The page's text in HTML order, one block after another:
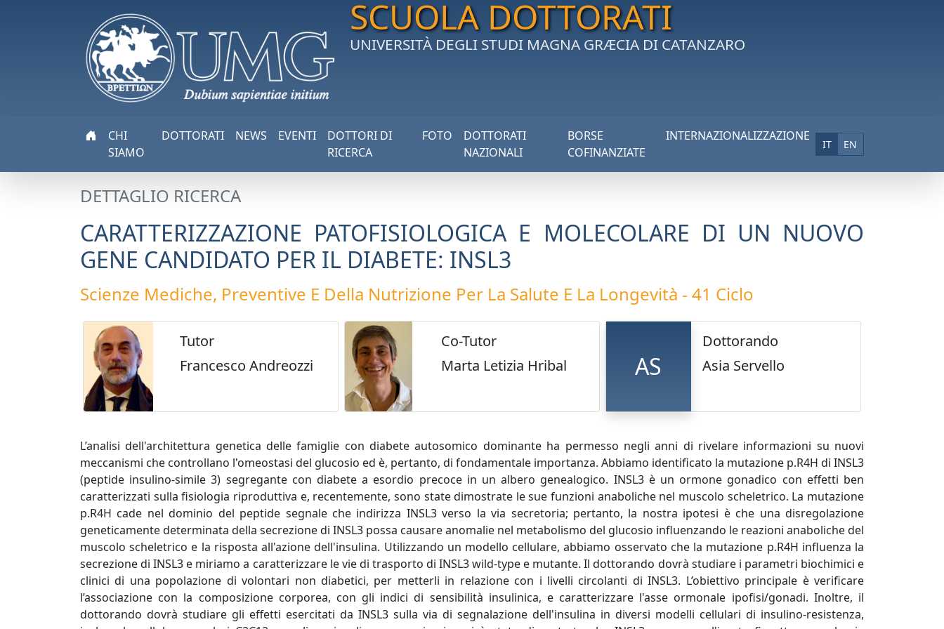
SCUOLA DOTTORATI
UNIVERSITÀ DEGLI STUDI MAGNA GRÆCIA DI CATANZARO
CHI
SIAMO
DOTTORATI NEWS EVENTI
DOTTORI DI
RICERCA
FOTO
DOTTORATI
NAZIONALI
BORSE
COFINANZIATE
INTERNAZIONALIZZAZIONE
IT EN
DETTAGLIO RICERCA
CARATTERIZZAZIONE PATOFISIOLOGICA E MOLECOLARE DI UN NUOVO
GENE CANDIDATO PER IL DIABETE: INSL3
Scienze Mediche, Preventive E Della Nutrizione Per La Salute E La Longevità - 41 Ciclo
Tutor
Francesco Andreozzi
Co-Tutor
Marta Letizia Hribal
AS
Dottorando
Asia Servello
L’analisi dell'architettura genetica delle famiglie con diabete autosomico dominante ha permesso negli anni di rivelare informazioni su nuovi
meccanismi che controllano l'omeostasi del glucosio ed è, pertanto, di fondamentale importanza. Abbiamo identificato la mutazione p.R4H di INSL3
(peptide insulino-simile 3) segregante con diabete a esordio precoce in un albero genealogico. INSL3 è un ormone gonadico con effetti ben
caratterizzati sulla fisiologia riproduttiva e, recentemente, sono state dimostrate le sue funzioni anaboliche nel muscolo scheletrico. La mutazione
p.R4H cade nel dominio del peptide segnale che indirizza INSL3 verso la via secretoria; pertanto, la nostra ipotesi è che una disregolazione
geneticamente determinata della secrezione di INSL3 possa causare anomalie nel metabolismo del glucosio influenzando le reazioni anaboliche del
muscolo scheletrico e la risposta all'azione dell'insulina. Utilizzando un modello cellulare, abbiamo osservato che la mutazione p.R4H influenza la
secrezione di INSL3 e miriamo a caratterizzare le vie di trasporto di INSL3 wild-type e mutante. Il dottorando dovrà studiare i parametri biochimici e
clinici di una popolazione di volontari non diabetici, per metterli in relazione con i livelli circolanti di INSL3. L’obiettivo principale è verificare
l’associazione con la composizione corporea, con gli indici di sensibilità insulinica, e caratterizzare l'asse ormonale ipofisi/gonadi. Inoltre, il
dottorando dovrà studiare gli effetti esercitati da INSL3 sulla via di segnalazione dell'insulina in diversi modelli cellulari di insulino-resistenza,